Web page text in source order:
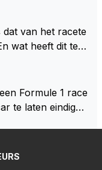
op dit moment.
rijden van de
waarbij de ma
g
kan hij
laten zien en he
dat van het racete
wat heeft dit te
Eerlijk
niet echt.
Formule 1 race
te laten eindigen
peut...